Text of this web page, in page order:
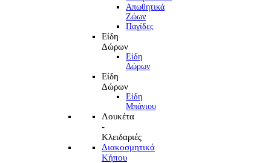
Απωθητικά
Ζώων
Παγίδες
Είδη
Δώρων
Είδη
Δώρων
Είδη
Δώρων
Είδη
Μπάνιου
Λουκέτα
-
Κλειδαριές
Διακοσμητικά
Κήπου